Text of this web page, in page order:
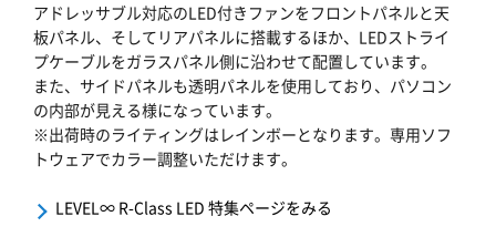
アドレッサブル対応のLED付きファンをフロントパネルと天
板パネル、そしてリアパネルに搭載するほか、LEDストライ
プケーブルをガラスパネル側に沿わせて配置しています。
また、サイドパネルも透明パネルを使用しており、パソコン
の内部が見える様になっています。
※出荷時のライティングはレインボーとなります。専用ソフ
トウェアでカラー調整いただけます。
LEVEL∞ R-Class LED 特集ページをみる